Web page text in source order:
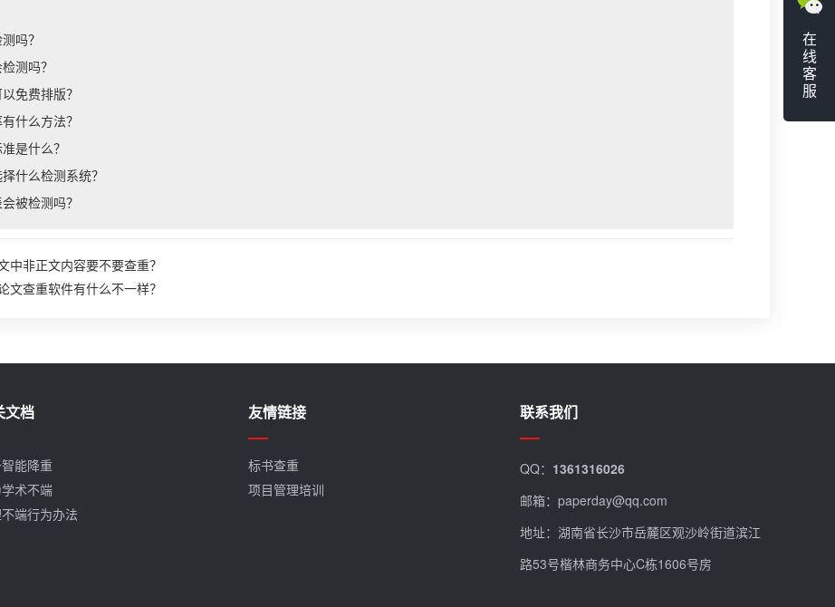
吗？
测吗？
免费排版？
什么方法？
是什么？
什么检测系统？
被检测吗？
中非正文内容要不要查重？
文查重软件有什么不一样？
在
线
客
服
文档
能降重
术不端
端行为办法
友情链接
标书查重
项目管理培训
联系我们
QQ： 1361316026
邮箱：paperday@qq.com
地址：湖南省长沙市岳麓区观沙岭街道滨江
路53号楷林商务中心C栋1606号房